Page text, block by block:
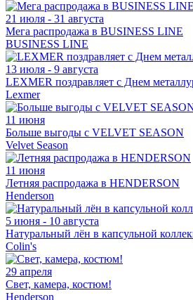
21 июля - 31 августа
Мега распродажа в BUSINESS LINE
BUSINESS LINE
13 июля - 9 августа
LEXMER поздравляет с Днем
Lexmer
11 июня
Больше выгоды с VELVET SEASON
Velvet Season
11 июня
Летняя распродажа в HENDERSON
Henderson
5 июня - 10 августа
Натуральный лён в капсульной
Colin's
29 апреля
Свет, камера, костюм!
Henderson